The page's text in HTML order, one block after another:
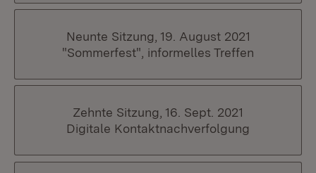
Neunte Sitzung, 19. August 2021
"Sommerfest", informelles Treffen
Zehnte Sitzung, 16. Sept. 2021
Digitale Kontaktnachverfolgung